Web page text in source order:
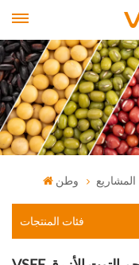
وطن المشاريع
فئات المنتجات